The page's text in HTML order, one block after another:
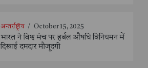
अन्तर्राष्ट्रीय / October 15, 2025
भारत ने विश्व मंच पर हर्बल औषधि विनियमन में
दिखाई दमदार मौजूदगी